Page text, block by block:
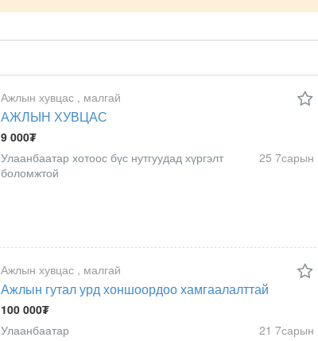
Ажлын хувцас , малгай
АЖЛЫН ХУВЦАС
9 000₮
Улаанбаатар хотоос бүс нутгуудад хүргэлт
боломжтой
25 7сарын
Ажлын хувцас , малгай
Ажлын гутал урд хоншоордоо хамгаалалттай
100 000₮
Улаанбаатар
21 7сарын